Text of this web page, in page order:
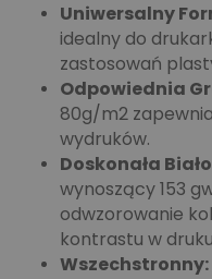
Uniwersalny
idealny do
zastosowań
Odpowiednia
80g/m2
wydruków.
Doskonała
wynoszący 153
odwzorowanie
kontrastu w
Wszechstronny: